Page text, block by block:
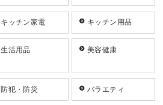
キッチン家電 キッチン用品
生活用品 美容健康
防犯・防災 バラエティ